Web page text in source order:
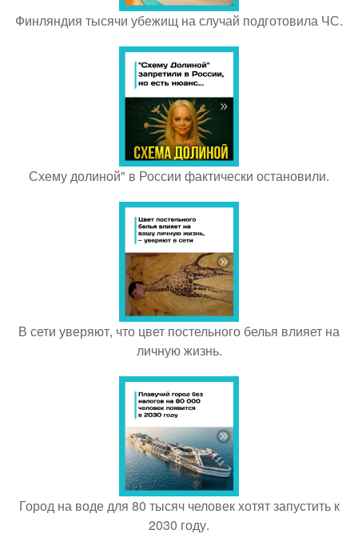
Финляндия тысячи убежищ на случай подготовила ЧС.
Схему долиной" в России фактически остановили.
В сети уверяют, что цвет постельного белья влияет на
личную жизнь.
Город на воде для 80 тысяч человек хотят запустить к
2030 году.